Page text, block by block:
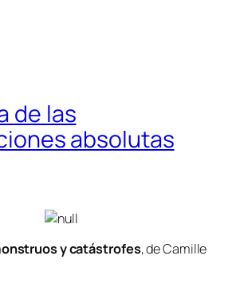
de las
absolutas
y ca­tás­tro­fes, de Camille